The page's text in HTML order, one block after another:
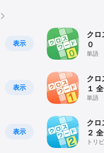
表示
表示
表示
クロ
０
単語
クロ
１
世界
単語
クロ
２
世
トリ